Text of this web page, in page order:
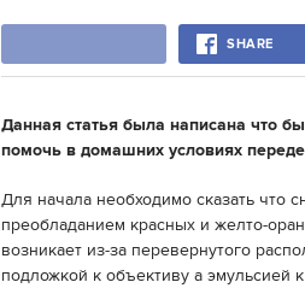
SHARE
Данная статья была написана что
помочь в домашних условиях
Для начала необходимо сказать что
преобладанием красных и желто-
возникает из-за перевернутого
подложкой к объективу а эмульсией